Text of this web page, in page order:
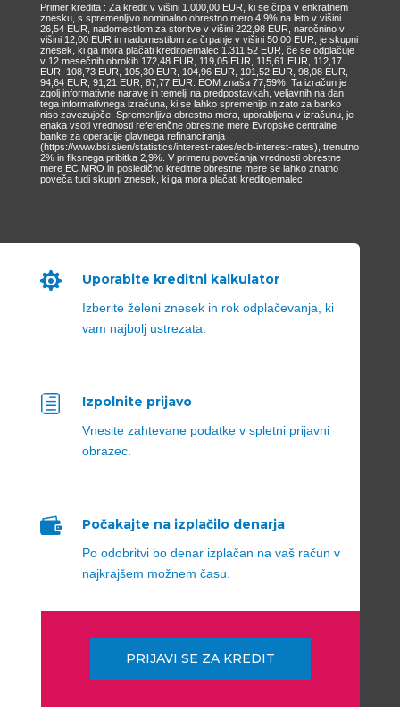
Primer kredita : Za kredit v višini 1.000,00 EUR, ki se črpa v enkratnem
znesku, s spremenljivo nominalno obrestno mero 4,9% na leto v višini
26,54 EUR, nadomestilom za storitve v višini 222,98 EUR, naročnino v
višini 12,00 EUR in nadomestilom za črpanje v višini 50,00 EUR, je skupni
znesek, ki ga mora plačati kreditojemalec 1.311,52 EUR, če se odplačuje
v 12 mesečnih obrokih 172,48 EUR, 119,05 EUR, 115,61 EUR, 112,17
EUR, 108,73 EUR, 105,30 EUR, 104,96 EUR, 101,52 EUR, 98,08 EUR,
94,64 EUR, 91,21 EUR, 87,77 EUR. EOM znaša 77,59%. Ta izračun je
zgolj informativne narave in temelji na predpostavkah, veljavnih na dan
tega informativnega izračuna, ki se lahko spremenijo in zato za banko
niso zavezujoče. Spremenljiva obrestna mera, uporabljena v izračunu, je
enaka vsoti vrednosti referenčne obrestne mere Evropske centralne
banke za operacije glavnega refinanciranja
(https://www.bsi.si/en/statistics/interest-rates/ecb-interest-rates), trenutno
2% in fiksnega pribitka 2,9%. V primeru povečanja vrednosti obrestne
mere EC MRO in posledično kreditne obrestne mere se lahko znatno
poveča tudi skupni znesek, ki ga mora plačati kreditojemalec.
 Uporabite kreditni kalkulator
Izberite želeni znesek in rok odplačevanja, ki
vam najbolj ustrezata.
h Izpolnite prijavo
Vnesite zahtevane podatke v spletni prijavni
obrazec.
 Počakajte na izplačilo denarja
Po odobritvi bo denar izplačan na vaš račun v
najkrajšem možnem času.
PRIJAVI SE ZA KREDIT